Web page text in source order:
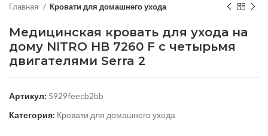
Главная Кровати для домашнего ухода
Медицинская кровать для ухода на
дому NITRO HB 7260 F с четырьмя
двигателями Serra 2
Артикул: 5929feecb2bb
Категория: Кровати для домашнего ухода